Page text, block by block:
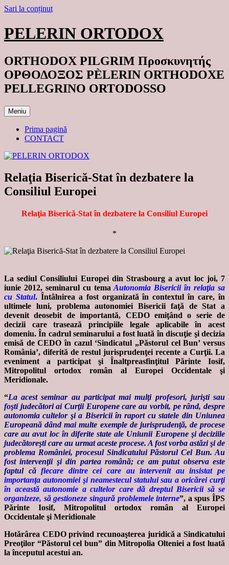
Sari la conținut
PELERIN ORTODOX
ORTHODOX PILGRIM Προσκυνητής
ΟΡΘΟΔΟΞΟΣ PÈLERIN ORTHODOXE
PELLEGRINO ORTODOSSO
Meniu
Prima pagină
CONTACT
Relaţia Biserică-Stat în dezbatere la
Consiliul Europei
Relaţia Biserică-Stat în dezbatere la Consiliul Europei
*
La sediul Consiliului Europei din Strasbourg a avut loc joi, 7
iunie 2012, seminarul cu temaAutonomia Bisericii în relaţia sa
cu Statul. Întâlnirea a fost organizată în contextul în care, în
ultimele luni, problema autonomiei Bisericii faţă de Stat a
devenit deosebit de importantă, CEDO emiţând o serie de
decizii care trasează principiile legale aplicabile în acest
domeniu. În cadrul seminarului a fost luată în discuţie şi decizia
emisă de CEDO în cazul ‘Sindicatul „Păstorul cel Bun’ versus
România’, diferită de restul jurisprudenţei recente a Curţii. La
eveniment a participat şi Înaltpreasfinţitul Părinte Iosif,
Mitropolitul ortodox român al Europei Occidentale şi
Meridionale.
“La acest seminar au participat mai mulţi profesori, jurişti sau
foşti judecători ai Curţii Europene care au vorbit, pe rând, despre
autonomia cultelor şi a Bisericii în raport cu statele din Uniunea
Europeană dând mai multe exemple de jurisprudenţă, de procese
care au avut loc în diferite state ale Uniunii Europene şi deciziile
judecătoreşti care au urmat aceste procese. A fost vorba astăzi şi de
problema României, procesul Sindicatului Păstorul Cel Bun. Au
fost intervenţii şi din partea română; ce am putut observa este
faptul căfiecare dintre cei care au intervenit au insistat pe
importanţa autonomiei şi neamestecul statului sau a oricărei curţi
în această autonomie a cultelor care dă dreptul Bisericii să se
organizeze, să gestioneze singură problemele interne”, a spus ÎPS
Părinte Iosif, Mitropolitul ortodox român al Europei
Occidentale şi Meridionale
Hotărârea CEDO privind recunoaşterea juridică a Sindicatului
Preoţilor “Păstorul cel bun” din Mitropolia Olteniei a fost luată
la începutul acestui an.